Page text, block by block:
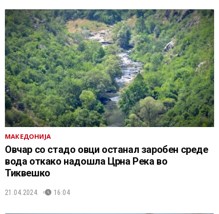
МАКЕДОНИЈА
Овчар со стадо овци останал заробен среде
вода откако надошла Црна Река во
Тиквешко
21.04.2024. 16:04